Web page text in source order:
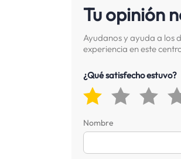
Tu opinión
Ayudanos y ayuda a los
experiencia en este
¿Qué satisfecho estuvo?
Nombre